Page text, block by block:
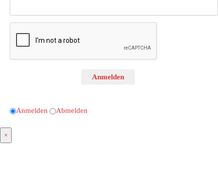
Anmelden
Anmelden Abmelden
×